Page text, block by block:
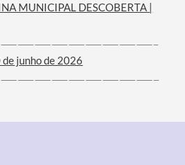
MUNICIPAL DESCOBERTA |
junho de 2026